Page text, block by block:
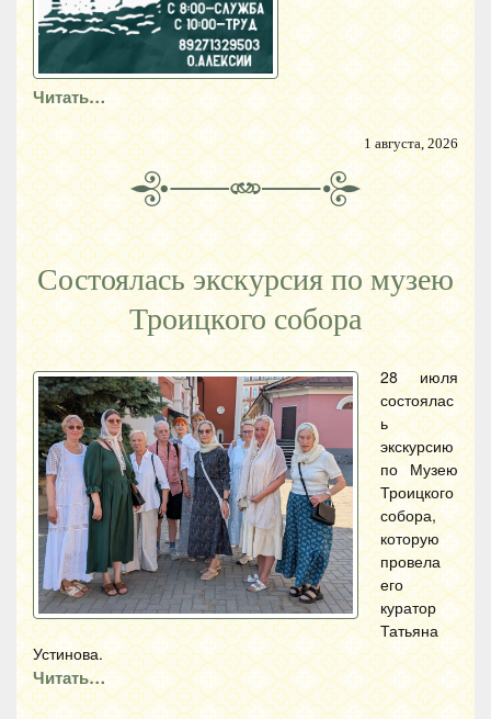
Читать…
1 августа, 2026
Состоялась экскурсия по музею
Троицкого собора
28 июля
состоялас
ь
экскурсию
по Музею
Троицкого
собора,
которую
провела
его
куратор
Татьяна
Устинова.
Читать…